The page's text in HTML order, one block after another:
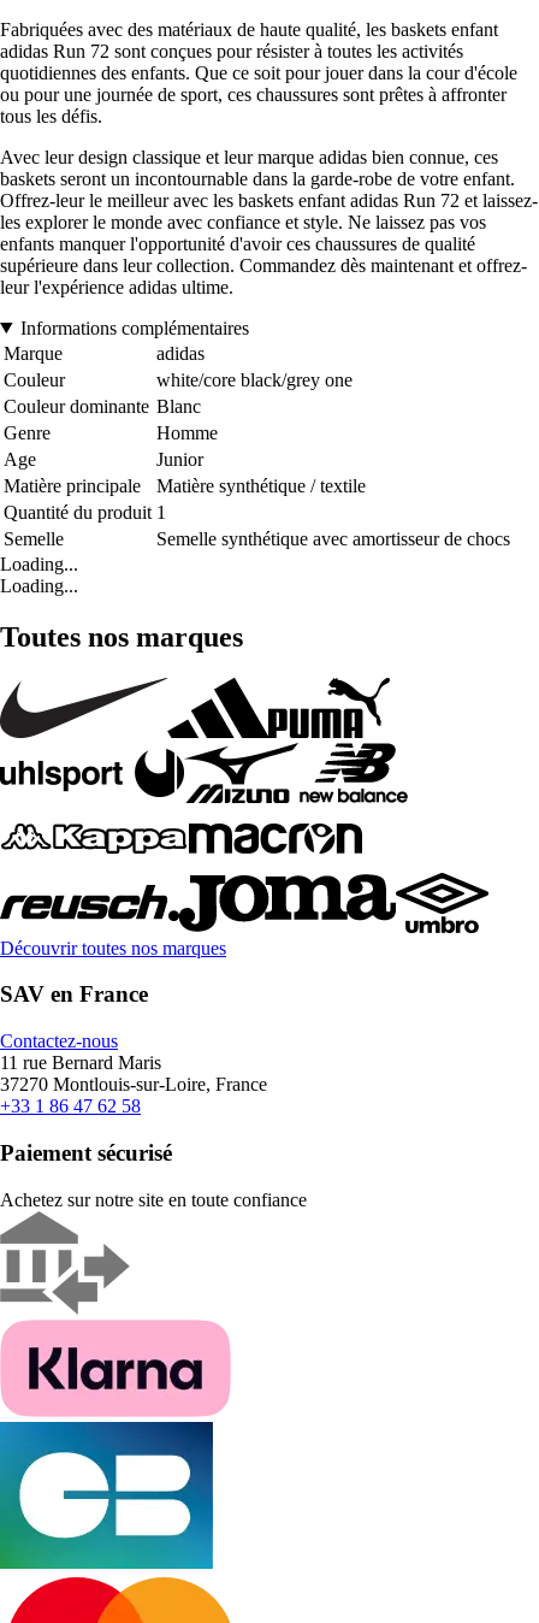
Fabriquées avec des matériaux de haute qualité, les baskets enfant
adidas Run 72 sont conçues pour résister à toutes les activités
quotidiennes des enfants. Que ce soit pour jouer dans la cour d'école
ou pour une journée de sport, ces chaussures sont prêtes à affronter
tous les défis.
Avec leur design classique et leur marque adidas bien connue, ces
baskets seront un incontournable dans la garde-robe de votre enfant.
Offrez-leur le meilleur avec les baskets enfant adidas Run 72 et laissez-
les explorer le monde avec confiance et style. Ne laissez pas vos
enfants manquer l'opportunité d'avoir ces chaussures de qualité
supérieure dans leur collection. Commandez dès maintenant et offrez-
leur l'expérience adidas ultime.
Informations complémentaires
Marque
adidas
Couleur
white/core black/grey one
Couleur dominante Blanc
Genre
Homme
Age
Junior
Matière principale
Matière synthétique / textile
Quantité du produit 1
Semelle
Semelle synthétique avec amortisseur de chocs
Loading...
Loading...
Toutes nos marques
Découvrir toutes nos marques
SAV en France
Contactez-nous
11 rue Bernard Maris
37270 Montlouis-sur-Loire, France
+33 1 86 47 62 58
Paiement sécurisé
Achetez sur notre site en toute confiance